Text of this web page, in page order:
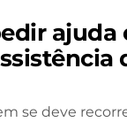
ajuda
se deve